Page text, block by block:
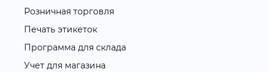
Розничная торговля
Печать этикеток
Программа для склада
Учет для магазина